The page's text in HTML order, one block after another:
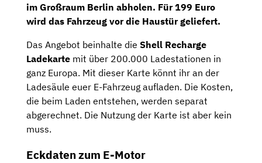
im Großraum Berlin abholen. Für 199 Euro
wird das Fahrzeug vor die Haustür geliefert.
Das Angebot beinhalte die Shell Recharge
Ladekarte mit über 200.000 Ladestationen in
ganz Europa. Mit dieser Karte könnt ihr an der
Ladesäule euer E-Fahrzeug aufladen. Die Kosten,
die beim Laden entstehen, werden separat
abgerechnet. Die Nutzung der Karte ist aber kein
muss.
Eckdaten zum E-Motor